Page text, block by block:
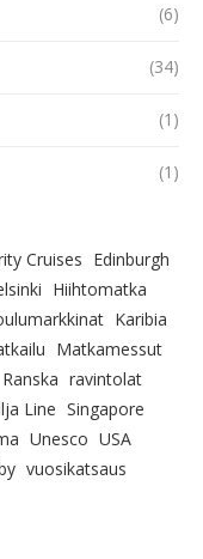
(6)
(34)
(1)
(1)
Cruises Edinburgh
Hiihtomatka
Karibia
Matkamessut
Ranska ravintolat
Line Singapore
Unesco USA
vuosikatsaus